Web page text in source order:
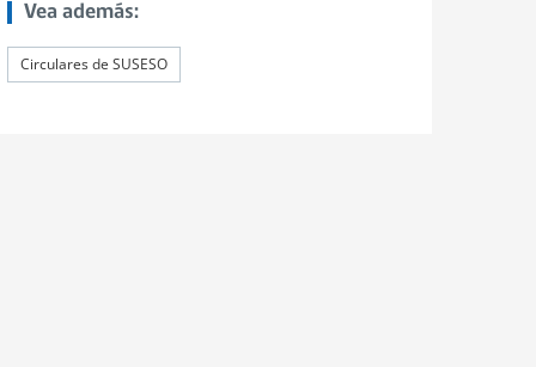
Vea además:
Circulares de SUSESO